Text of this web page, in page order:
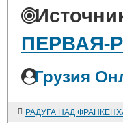
ПЕРВАЯ-
Грузия
РАДУГА НАД